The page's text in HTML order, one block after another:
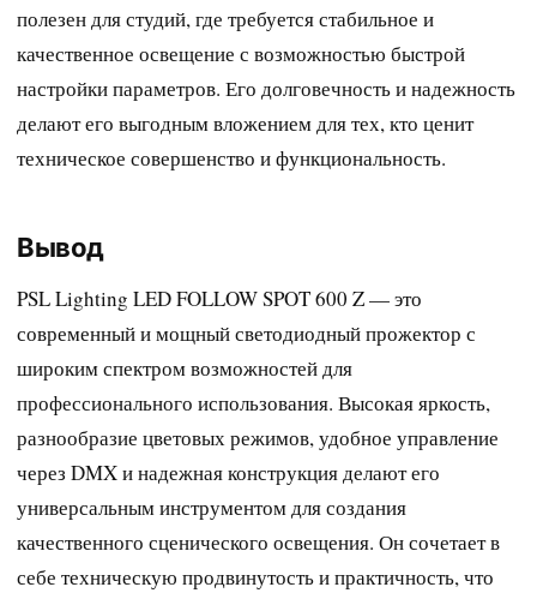
полезен для студий, где требуется стабильное и
качественное освещение с возможностью быстрой
настройки параметров. Его долговечность и надежность
делают его выгодным вложением для тех, кто ценит
техническое совершенство и функциональность.
Вывод
PSL Lighting LED FOLLOW SPOT 600 Z — это
современный и мощный светодиодный прожектор с
широким спектром возможностей для
профессионального использования. Высокая яркость,
разнообразие цветовых режимов, удобное управление
через DMX и надежная конструкция делают его
универсальным инструментом для создания
качественного сценического освещения. Он сочетает в
себе техническую продвинутость и практичность, что